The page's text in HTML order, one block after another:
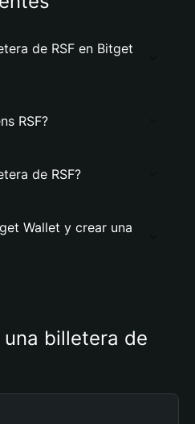
de RSF en Bitget
RSF?
de RSF?
Wallet y crear una
billetera de